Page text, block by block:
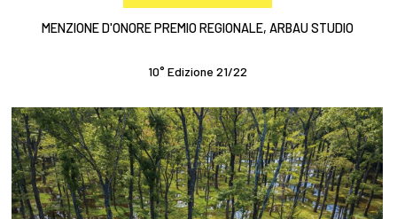
MENZIONE D'ONORE PREMIO REGIONALE, ARBAU STUDIO
10° Edizione 21/22